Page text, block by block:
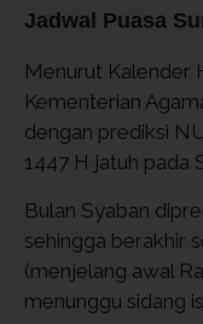
Jadwal Puasa
Menurut Kalender
Kementerian
dengan prediksi
1447 H jatuh pada
Bulan Syaban
sehingga berakhir
(menjelang awal
menunggu sidang